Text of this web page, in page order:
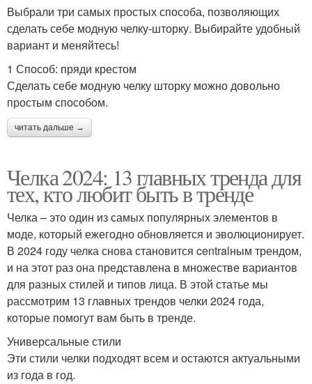
Выбрали три самых простых способа, позволяющих
сделать себе модную челку-шторку. Выбирайте удобный
вариант и меняйтесь!
1 Способ: пряди крестом
Сделать себе модную челку шторку можно довольно
простым способом.
читать дальше →
Челка 2024: 13 главных тренда для
тех, кто любит быть в тренде
Челка – это один из самых популярных элементов в
моде, который ежегодно обновляется и эволюционирует.
В 2024 году челка снова становится centralным трендом,
и на этот раз она представлена в множестве вариантов
для разных стилей и типов лица. В этой статье мы
рассмотрим 13 главных трендов челки 2024 года,
которые помогут вам быть в тренде.
Универсальные стили
Эти стили челки подходят всем и остаются актуальными
из года в год.